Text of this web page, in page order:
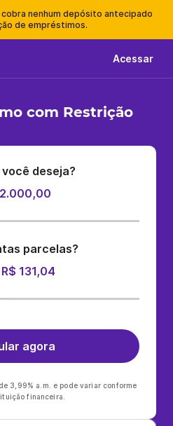
nenhum depósito antecipado
de empréstimos.
Acessar
com Restrição
deseja?
parcelas?
131,04
agora
3,99% a.m. e pode variar conforme
financeira.